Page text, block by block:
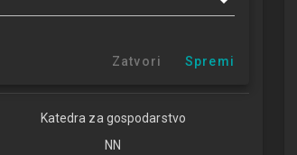
Studijski centar Sisak (PITUP 1.2)
Studijski centar Zabok
Katedra za gospodarstvo
NN
Zatvori Spremi